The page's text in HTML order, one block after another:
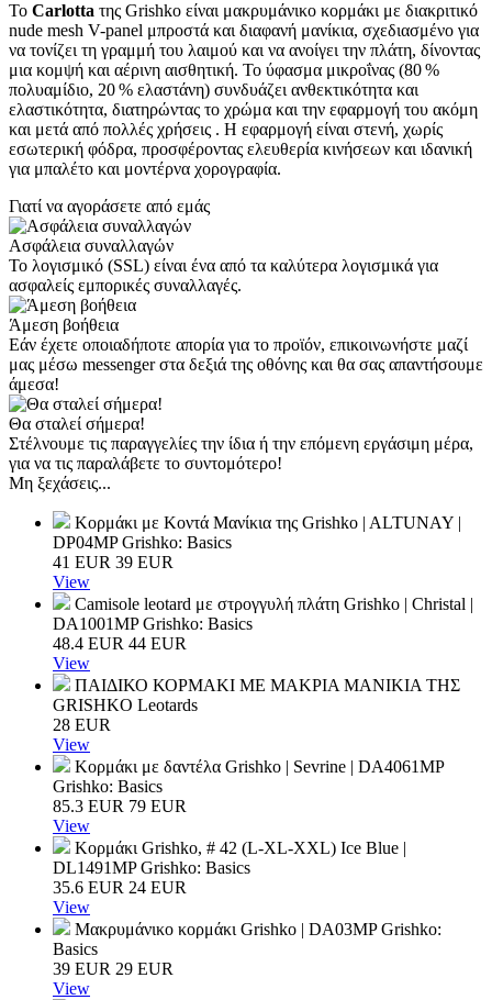
Το Carlotta της Grishko είναι μακρυμάνικο κορμάκι με διακριτικό
nude mesh V-panel μπροστά και διαφανή μανίκια, σχεδιασμένο για
να τονίζει τη γραμμή του λαιμού και να ανοίγει την πλάτη, δίνοντας
μια κομψή και αέρινη αισθητική. Το ύφασμα μικροΐνας (80 %
πολυαμίδιο, 20 % ελαστάνη) συνδυάζει ανθεκτικότητα και
ελαστικότητα, διατηρώντας το χρώμα και την εφαρμογή του ακόμη
και μετά από πολλές χρήσεις . Η εφαρμογή είναι στενή, χωρίς
εσωτερική φόδρα, προσφέροντας ελευθερία κινήσεων και ιδανική
για μπαλέτο και μοντέρνα χορογραφία.
Γιατί να αγοράσετε από εμάς
Ασφάλεια συναλλαγών
Το λογισμικό (SSL) είναι ένα από τα καλύτερα λογισμικά για
ασφαλείς εμπορικές συναλλαγές.
Άμεση βοήθεια
Εάν έχετε οποιαδήποτε απορία για το προϊόν, επικοινωνήστε μαζί
μας μέσω messenger στα δεξιά της οθόνης και θα σας απαντήσουμε
άμεσα!
Θα σταλεί σήμερα!
Στέλνουμε τις παραγγελίες την ίδια ή την επόμενη εργάσιμη μέρα,
για να τις παραλάβετε το συντομότερο!
Μη ξεχάσεις...
Κορμάκι με Κοντά Μανίκια της Grishko | ALTUNAY |
DP04MP Grishko: Basics
41 EUR 39 EUR
View
Camisole leotard με στρογγυλή πλάτη Grishko | Christal |
DA1001MP Grishko: Basics
48.4 EUR 44 EUR
View
ΠΑΙΔΙΚΟ ΚΟΡΜΑΚΙ ΜΕ ΜΑΚΡΙΑ ΜΑΝΙΚΙΑ ΤΗΣ
GRISHKO Leotards
28 EUR
View
Κορμάκι με δαντέλα Grishko | Sevrine | DA4061MP
Grishko: Basics
85.3 EUR 79 EUR
View
Κορμάκι Grishko, # 42 (L-XL-XXL) Ice Blue |
DL1491MP Grishko: Basics
35.6 EUR 24 EUR
View
Μακρυμάνικο κορμάκι Grishko | DA03MP Grishko:
Basics
39 EUR 29 EUR
View